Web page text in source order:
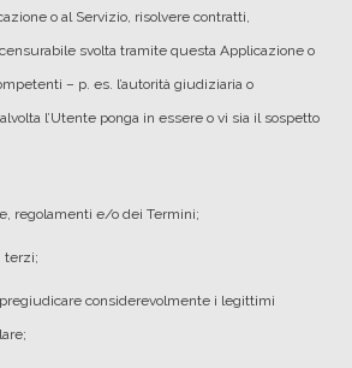
o al Servizio, risolvere contratti,
svolta tramite questa Applicazione o
– p. es. l’autorità giudiziaria o
l’Utente ponga in essere o vi sia il sospetto
regolamenti e/o dei Termini;
terzi;
considerevolmente i legittimi